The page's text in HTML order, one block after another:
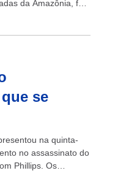
da Amazônia, foi
se
na quinta-
no assassinato do
Phillips. Os